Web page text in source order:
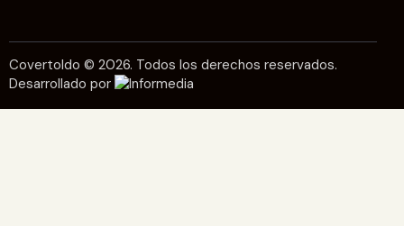
Covertoldo © 2026. Todos los derechos reservados.
Desarrollado por